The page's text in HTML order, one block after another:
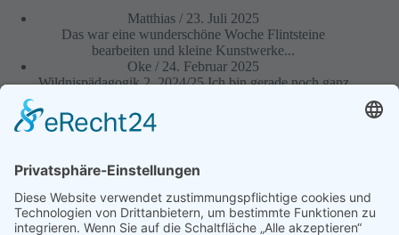
Matthias / 23. Juli 2025
Das war eine wunderschöne Woche Flintsteine
bearbeiten und kleine Kunstwerke...
Oke / 24. Februar 2025
Wildnispädagogik 2, 2024/25 Ich bin gerade noch ganz
Ben/
Die Zeit der wildnispädagogischen Ausbildung
Martin Gebhardt
Fakt ist: Das Jahr war für mich eine wundervolle
Reise...
Anne N./4. August 2024
Ich habe mich auf die Module gefreut und auch im...